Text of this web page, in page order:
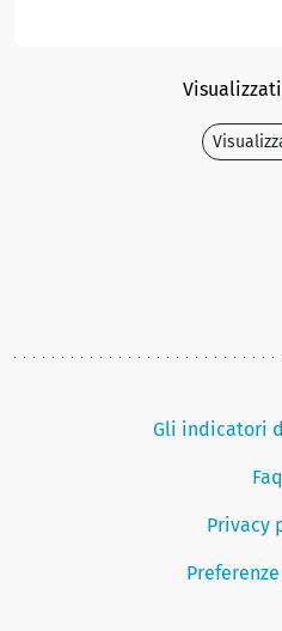
Gli indicatori
Faq
Privacy